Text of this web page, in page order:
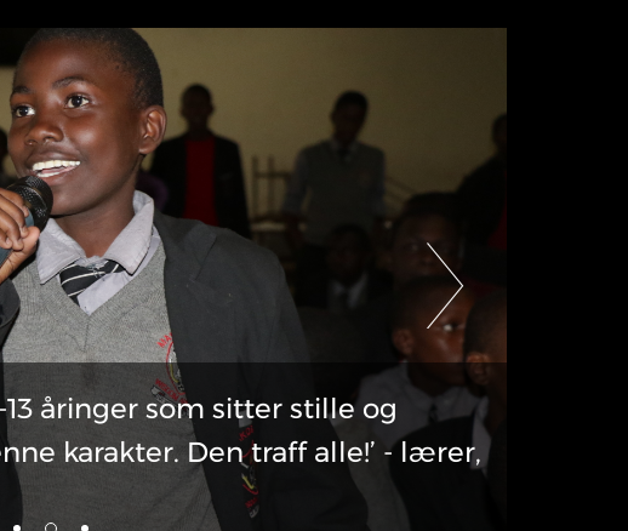
13 åringer som sitter stille og
karakter. Den traff alle!’ - lærer,